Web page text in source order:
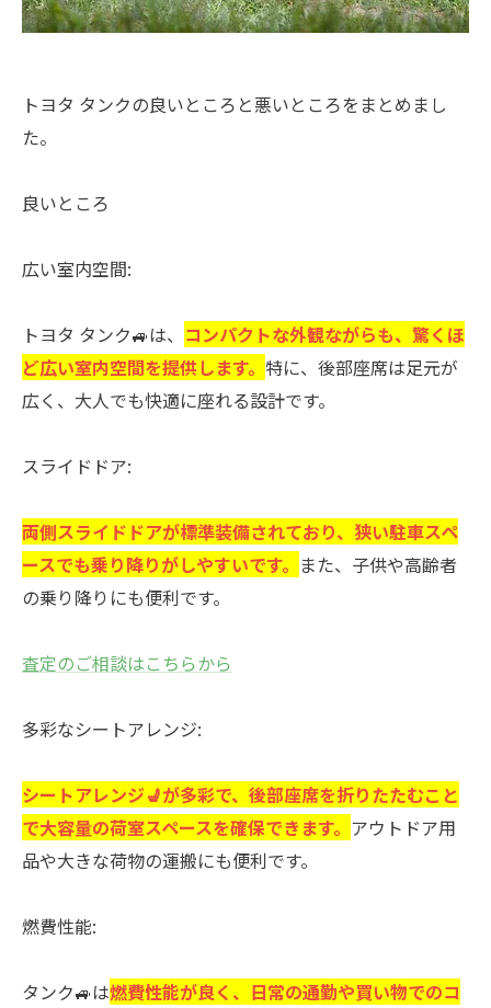
トヨタ タンクの良いところと悪いところをまとめまし
た。
良いところ
広い室内空間:
トヨタ タンク🚙は、 コンパクトな外観ながらも、驚くほ
ど広い室内空間を提供します。 特に、後部座席は足元が
広く、大人でも快適に座れる設計です。
スライドドア:
両側スライドドアが標準装備されており、狭い駐車スペ
ースでも乗り降りがしやすいです。 また、子供や高齢者
の乗り降りにも便利です。
査定のご相談はこちらから
多彩なシートアレンジ:
シートアレンジ💺が多彩で、後部座席を折りたたむこと
で大容量の荷室スペースを確保できます。 アウトドア用
品や大きな荷物の運搬にも便利です。
燃費性能:
タンク🚙は燃費性能が良く、日常の通勤や買い物でのコ